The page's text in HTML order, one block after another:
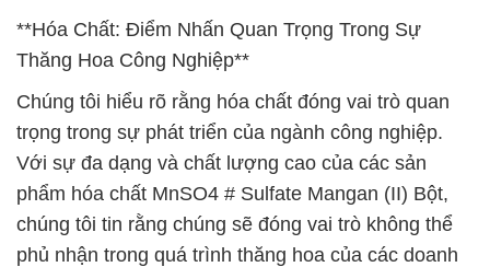
**Hóa Chất: Điểm Nhấn Quan Trọng Trong Sự
Thăng Hoa Công Nghiệp**
Chúng tôi hiểu rõ rằng hóa chất đóng vai trò quan
trọng trong sự phát triển của ngành công nghiệp.
Với sự đa dạng và chất lượng cao của các sản
phẩm hóa chất MnSO4 # Sulfate Mangan (II) Bột,
chúng tôi tin rằng chúng sẽ đóng vai trò không thể
phủ nhận trong quá trình thăng hoa của các doanh